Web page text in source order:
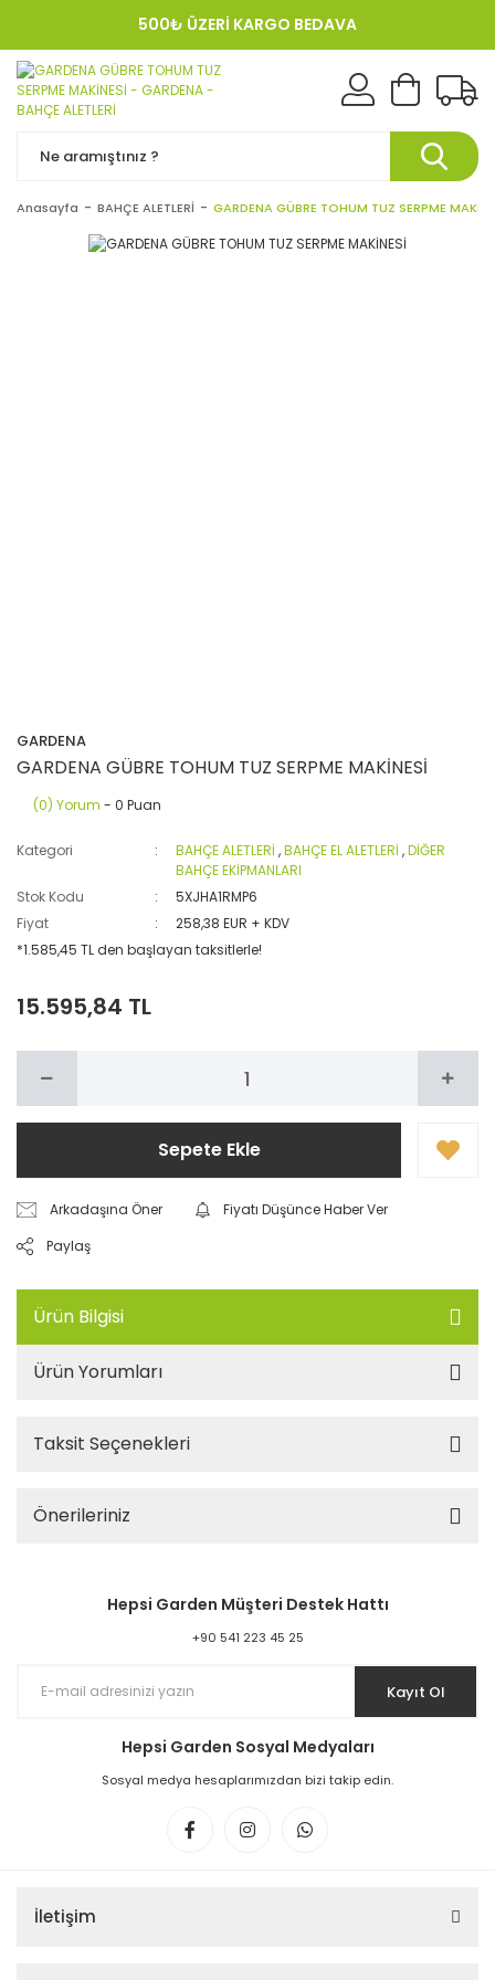
500₺ ÜZERİ KARGO BEDAVA
KREDI KARTINA 12 TAKSIT!
Anasayfa BAHÇE ALETLERİ GARDENA GÜBRE TOHUM TUZ SERPME
GARDENA
GARDENA GÜBRE TOHUM TUZ SERPME MAKİNESİ
(0) Yorum - 0 Puan
Kategori BAHÇE ALETLERİ ,BAHÇE EL ALETLERİ ,DİĞER
BAHÇE EKİPMANLARI
Stok Kodu
5XJHA1RMP6
Fiyat
258,38 EUR + KDV
*1.585,45 TL den başlayan taksitlerle!
15.595,84 TL
Sepete Ekle
Arkadaşına Öner
Fiyatı Düşünce Haber Ver
Paylaş
Ürün Bilgisi
Ürün Yorumları
Taksit Seçenekleri
Önerileriniz
Hepsi Garden Müşteri Destek Hattı
+90 541 223 45 25
Kayıt Ol
Hepsi Garden Sosyal Medyaları
Sosyal medya hesaplarımızdan bizi takip edin.
İletişim